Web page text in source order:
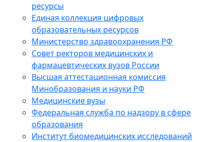
ресурсы
Единая коллекция цифровых
образовательных ресурсов
Министерство здравоохранения РФ
Совет ректоров медицинских и
фармацевтических вузов России
Высшая аттестационная комиссия
Минобразования и науки РФ
Медицинские вузы
Федеральная служба по надзору в сфере
образования
Институт биомедицинских исследований